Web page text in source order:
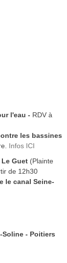
l'eau - RDV à
les bassines
Infos ICI
Guet(Plainte
de 12h30
le canal Seine-
- Poitiers